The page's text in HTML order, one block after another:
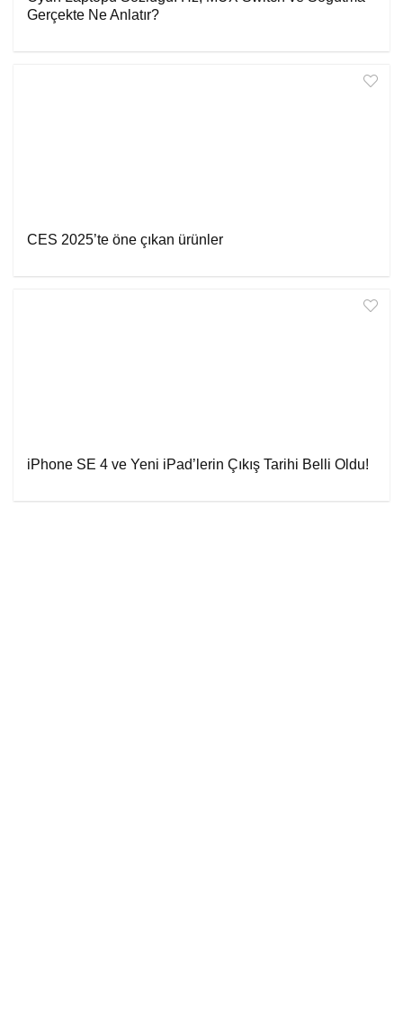
Gerçekte Ne Anlatır?
CES 2025’te öne çıkan ürünler
iPhone SE 4 ve Yeni iPad’lerin Çıkış Tarihi Belli Oldu!